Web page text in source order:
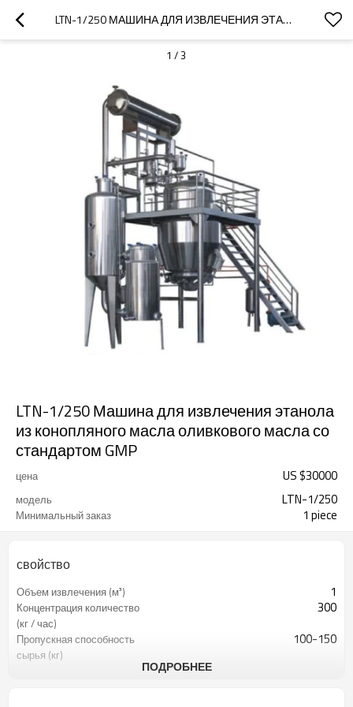
LTN-1/250 МАШИНА ДЛЯ ИЗВЛЕЧЕНИЯ ЭТАНОЛА ИЗ КОНОПЛЯНОГО МАСЛА ОЛИВКОВОГО МАСЛА СО СТАНДАРТОМ GMP
1 /3
LTN-1/250 Машина для извлечения этанола
из конопляного масла оливкового масла со
стандартом GMP
цена US $30000
модель LTN-1/250
Минимальный заказ 1 piece
свойство
Объем извлечения (м³) 1
Концентрация количество
(кг / час)
300
Пропускная способность
сырья (кг)
100-150
ПОДРОБНЕЕ